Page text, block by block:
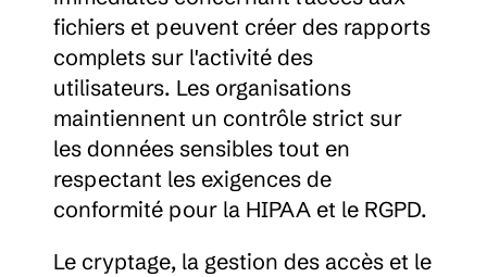
fichiers et peuvent créer des rapports
complets sur l'activité des
utilisateurs. Les organisations
maintiennent un contrôle strict sur
les données sensibles tout en
respectant les exigences de
conformité pour la HIPAA et le RGPD.
Le cryptage, la gestion des accès et le